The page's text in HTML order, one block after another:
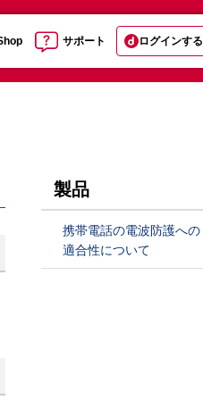
サポート ログインする
製品
携帯電話の電波防護への
適合性について